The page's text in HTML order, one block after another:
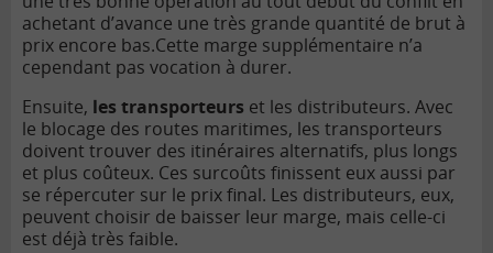
achetant d’avance une très grande quantité de brut à
prix encore bas.Cette marge supplémentaire n’a
cependant pas vocation à durer.
Ensuite, les transporteurs et les distributeurs. Avec
le blocage des routes maritimes, les transporteurs
doivent trouver des itinéraires alternatifs, plus longs
et plus coûteux. Ces surcoûts finissent eux aussi par
se répercuter sur le prix final. Les distributeurs, eux,
peuvent choisir de baisser leur marge, mais celle-ci
est déjà très faible.